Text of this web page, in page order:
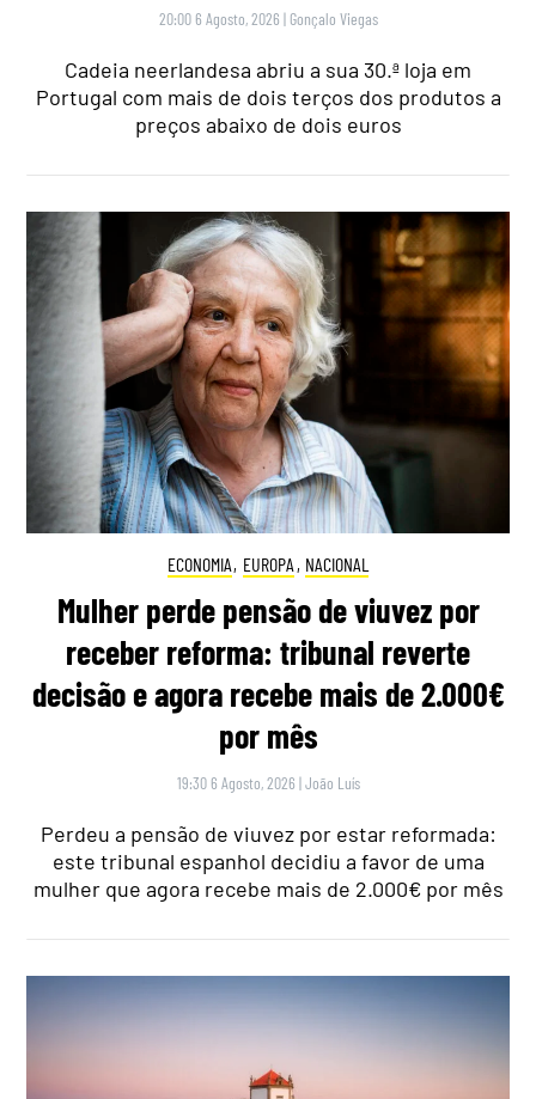
20:00 6 Agosto, 2026 | Gonçalo Viegas
Cadeia neerlandesa abriu a sua 30.ª loja em
Portugal com mais de dois terços dos produtos a
preços abaixo de dois euros
ECONOMIA, EUROPA , NACIONAL
Mulher perde pensão de viuvez por
receber reforma: tribunal reverte
decisão e agora recebe mais de 2.000€
por mês
19:30 6 Agosto, 2026 |João Luís
Perdeu a pensão de viuvez por estar reformada:
este tribunal espanhol decidiu a favor de uma
mulher que agora recebe mais de 2.000€ por mês